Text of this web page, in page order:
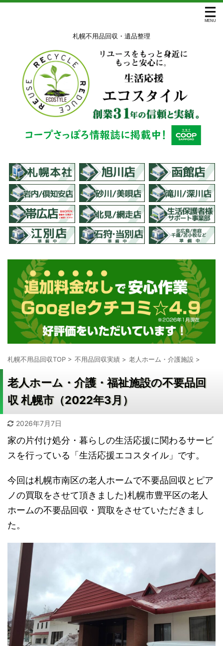
札幌不用品回収・遺品整理
札幌不用品回収TOP > 不用品回収実績 > 老人ホーム・介護施設 >
老人ホーム・介護・福祉施設の不要品回
収 札幌市（2022年3月）
2026年7月7日
家の片付け処分・暮らしの生活応援に関わるサービ
スを行っている「生活応援エコスタイル」です。
今回は札幌市南区の老人ホームで不要品回収とピア
ノの買取をさせて頂きました)札幌市豊平区の老人
ホームの不要品回収・買取をさせていただきまし
た。